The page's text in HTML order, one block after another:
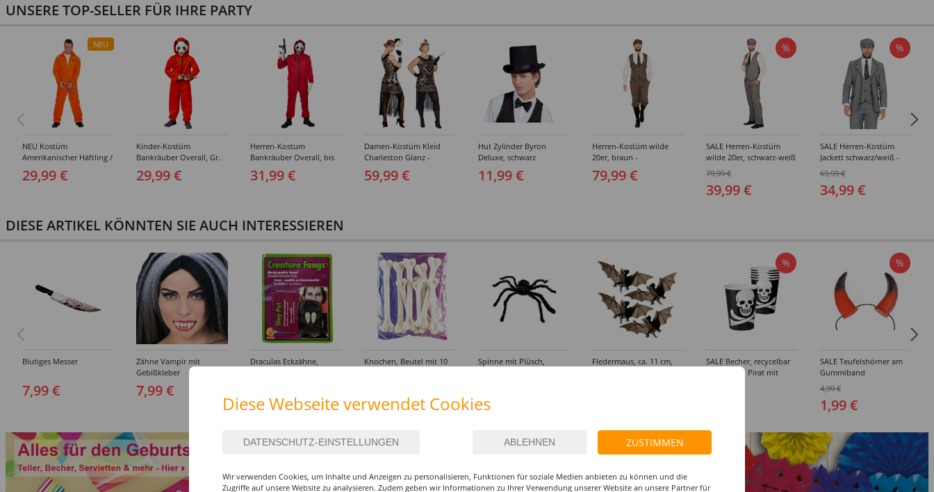
UNSERE TOP-SELLER FÜR IHRE PARTY
NEU
NEU Kostüm
Amerikanischer Häftling /
Sträfling, Overall, Orange
- verschiedene Größen
29,99 €
Kinder-Kostüm
Bankräuber Overall, Gr.
152-164
29,99 €
Herren-Kostüm
Bankräuber Overall, bis
190 cm
31,99 €
Damen-Kostüm Kleid
Charleston Glanz -
Verschiedene Größen (S-
XXL)
59,99 €
Hut Zylinder Byron
Deluxe, schwarz
11,99 €
Herren-Kostüm wilde
20er, braun -
Verschiedene Größen
(46-64)
79,99 €
%
SALE Herren-Kostüm
wilde 20er, schwarz-weiß
- Verschiedene Größen
(48-64)
79,99 €
39,99 €
%
SALE Herren-Kostüm
Jackett schwarz/weiß -
Verschiedene Größen
(48-64)
69,99 €
34,99 €
DIESE ARTIKEL KÖNNTEN SIE AUCH INTERESSIEREN
Blutiges Messer
7,99 €
Zähne Vampir mit
Gebißkleber
7,99 €
Draculas Eckzähne,
Knochen, Beutel mit 10
Spinne mit Plüsch,
Fledermaus, ca. 11 cm,
%
SALE Becher, recycelbar
aus Pappe, Pirat mit
%
SALE Teufelshörner am
Gummiband
4,99 €
1,99 €
Diese Webseite verwendet Cookies
ZUSTIMMEN
Wir verwenden Cookies, um Inhalte und Anzeigen zu personalisieren, Funktionen für soziale Medien anbieten zu können und die
Zugriffe auf unsere Website zu analysieren. Zudem geben wir Informationen zu Ihrer Verwendung unserer Website an unsere Partner für